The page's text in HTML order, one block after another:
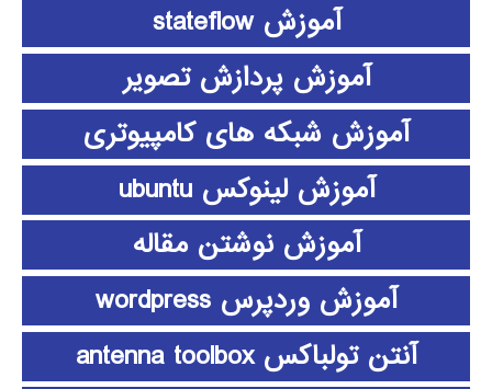
آموزش stateflow
آموزش پردازش تصویر
آموزش شبکه های کامپیوتری
آموزش لینوکس ubuntu
آموزش نوشتن مقاله
آموزش وردپرس wordpress
آنتن تولباکس antenna toolbox